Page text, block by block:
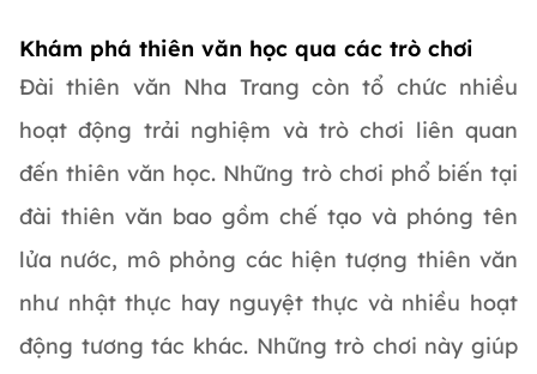
Khám phá thiên văn học qua các trò chơi
Đài thiên văn Nha Trang còn tổ chức nhiều
hoạt động trải nghiệm và trò chơi liên quan
đến thiên văn học. Những trò chơi phổ biến tại
đài thiên văn bao gồm chế tạo và phóng tên
lửa nước, mô phỏng các hiện tượng thiên văn
như nhật thực hay nguyệt thực và nhiều hoạt
động tương tác khác. Những trò chơi này giúp